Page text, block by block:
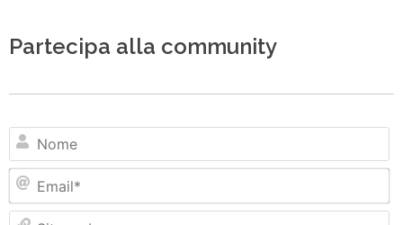
Partecipa alla community